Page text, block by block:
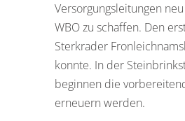
Versorgungsleitungen
WBO zu schaffen. Den
Sterkrader
konnte. In der
beginnen die
erneuern werden.